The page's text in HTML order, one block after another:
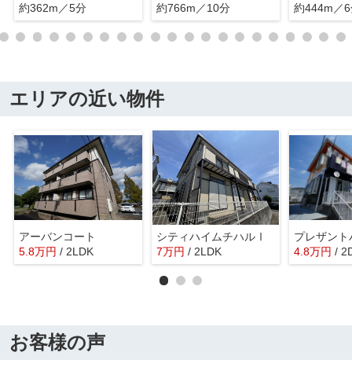
約362m／5分
約766m／10分
約444m／
エリアの近い物件
アーバンコート
5.8万円 / 2LDK
シティハイムチハルⅠ
7万円 / 2LDK
プレザント
4.8万円 /
お客様の声